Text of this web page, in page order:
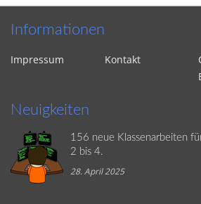
Informationen
Impressum Kontakt
Neuigkeiten
156 neue Klassenarbeiten
2 bis 4.
28. April 2025